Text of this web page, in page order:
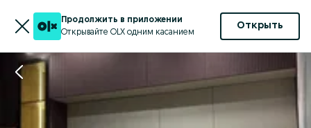
Продолжить в приложении
Открывайте OLX одним касанием
Открыть